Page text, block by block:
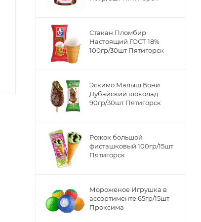
Стакан Пломбир
Настоящий ГОСТ 18%
100гр/30шт Пятигорск
Эскимо Малыш Бони
Дубайский шоколад
90гр/30шт Пятигорск
Рожок большой
фисташковый 100гр/15шт
Пятигорск
Мороженое Игрушка в
ассортименте 65гр/15шт
Проксима